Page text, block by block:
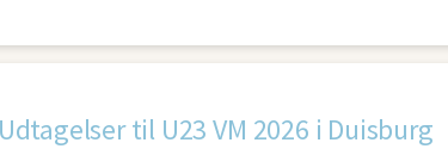
til U23 VM 2026 i Duisburg